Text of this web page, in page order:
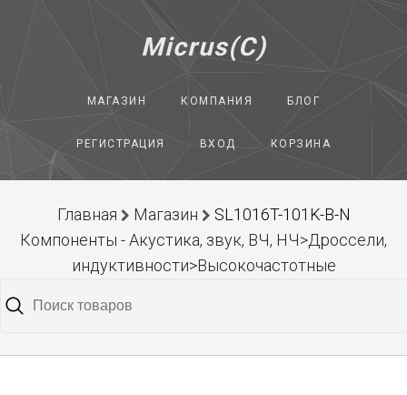
Micrus(C)
МАГАЗИН КОМПАНИЯ БЛОГ
РЕГИСТРАЦИЯ ВХОД КОРЗИНА
Главная Магазин
SL1016T-101K-B-N
Компоненты - Акустика, звук, ВЧ, НЧ>Дроссели,
индуктивности>Высокочастотные